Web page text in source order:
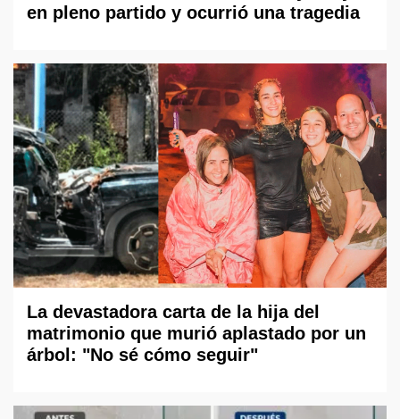
en pleno partido y ocurrió una tragedia
La devastadora carta de la hija del
matrimonio que murió aplastado por un
árbol: "No sé cómo seguir"